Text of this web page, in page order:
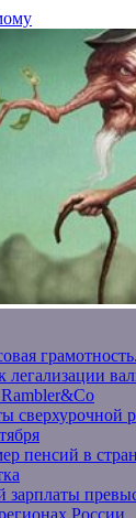
легализации
сверхурочной
пенсий в
зарплаты
России